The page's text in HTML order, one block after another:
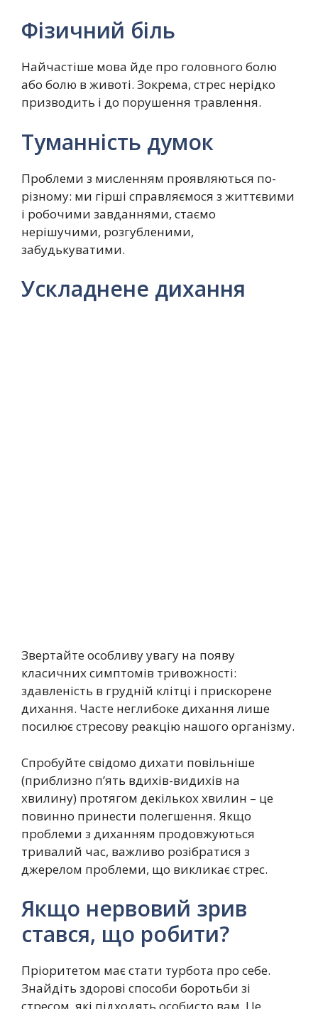
Фізичний біль
Найчастіше мова йде про головного болю
або болю в животі. Зокрема, стрес нерідко
призводить і до порушення травлення.
Туманність думок
Проблеми з мисленням проявляються по-
різному: ми гірші справляємося з життєвими
і робочими завданнями, стаємо
нерішучими, розгубленими,
забудькуватими.
Ускладнене дихання
Звертайте особливу увагу на появу
класичних симптомів тривожності:
здавленість в грудній клітці і прискорене
дихання. Часте неглибоке дихання лише
посилює стресову реакцію нашого організму.
Спробуйте свідомо дихати повільніше
(приблизно п’ять вдихів-видихів на
хвилину) протягом декількох хвилин – це
повинно принести полегшення. Якщо
проблеми з диханням продовжуються
тривалий час, важливо розібратися з
джерелом проблеми, що викликає стрес.
Якщо нервовий зрив
стався, що робити?
Пріоритетом має стати турбота про себе.
Знайдіть здорові способи боротьби зі